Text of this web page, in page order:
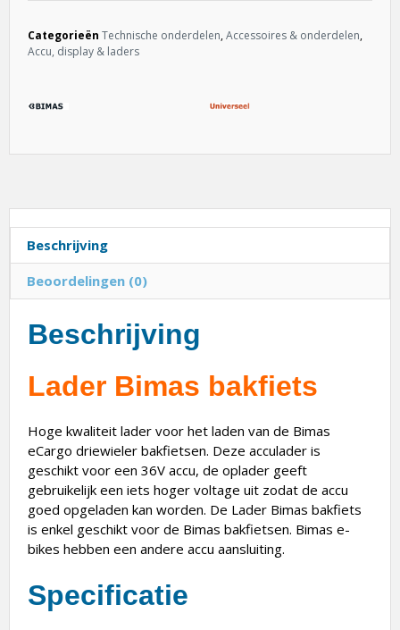
Categorieën Technische onderdelen,Accessoires & onderdelen,
Accu, display & laders
Beschrijving
Beoordelingen (0)
Beschrijving
Lader Bimas bakfiets
Hoge kwaliteit lader voor het laden van de Bimas
eCargo driewieler bakfietsen. Deze acculader is
geschikt voor een 36V accu, de oplader geeft
gebruikelijk een iets hoger voltage uit zodat de accu
goed opgeladen kan worden. De Lader Bimas bakfiets
is enkel geschikt voor de Bimas bakfietsen. Bimas e-
bikes hebben een andere accu aansluiting.
Specificatie